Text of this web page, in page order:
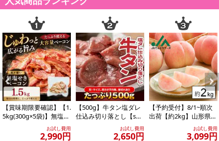
Previous
【賞味期限要確認】【1.
5kg(300g×5袋)】無塩せ
きベーコン 【形不揃お試し費用
2,990円
【500g】牛タン塩ダレ
仕込み切り落とし【s
お試し費用
2,650円
【予約受付】8/1~順次
出荷【約2kg】山形県産
白桃(品種・玉数おまか
お試し費用
3,099円
Next